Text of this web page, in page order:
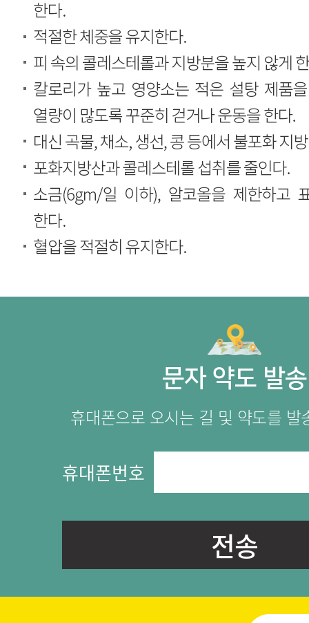
문자 약도 발송
휴대폰으로 오시는 길 및 약도를 발
휴대폰번호